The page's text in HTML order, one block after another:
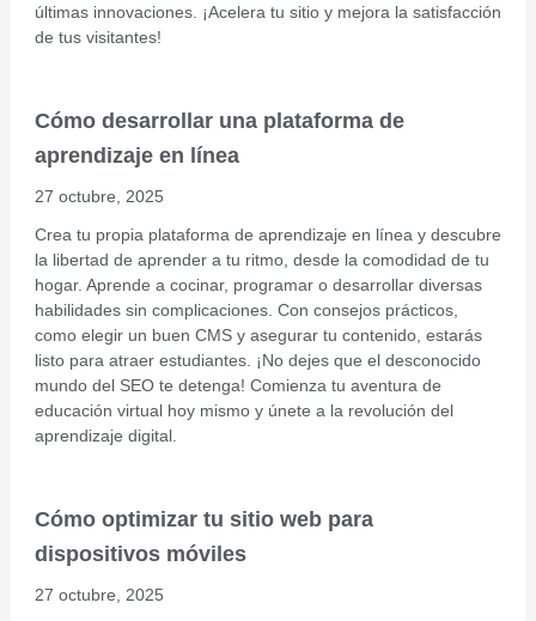
últimas innovaciones. ¡Acelera tu sitio y mejora la satisfacción
de tus visitantes!
Cómo desarrollar una plataforma de
aprendizaje en línea
27 octubre, 2025
Crea tu propia plataforma de aprendizaje en línea y descubre
la libertad de aprender a tu ritmo, desde la comodidad de tu
hogar. Aprende a cocinar, programar o desarrollar diversas
habilidades sin complicaciones. Con consejos prácticos,
como elegir un buen CMS y asegurar tu contenido, estarás
listo para atraer estudiantes. ¡No dejes que el desconocido
mundo del SEO te detenga! Comienza tu aventura de
educación virtual hoy mismo y únete a la revolución del
aprendizaje digital.
Cómo optimizar tu sitio web para
dispositivos móviles
27 octubre, 2025